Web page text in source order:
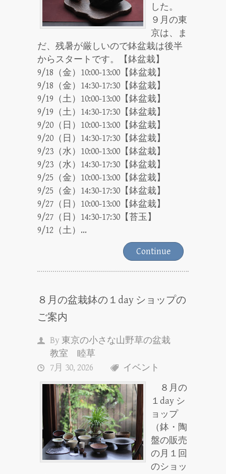
した。
９月の東
京は、ま
だ、残暑が厳しいので鉢盆栽は後半
からスタートです。【鉢盆栽】
9/18（金）10:00-13:00【鉢盆栽】
9/18（金）14:30-17:30【鉢盆栽】
9/19（土）10:00-13:00【鉢盆栽】
9/19（土）14:30-17:30【鉢盆栽】
9/20（日）10:00-13:00【鉢盆栽】
9/20（日）14:30-17:30【鉢盆栽】
9/23（水）10:00-13:00【鉢盆栽】
9/23（水）14:30-17:30【鉢盆栽】
9/25（金）10:00-13:00【鉢盆栽】
9/25（金）14:30-17:30【鉢盆栽】
9/27（日）10:00-13:00【鉢盆栽】
9/27（日）14:30-17:30【苔玉】
9/12（土）...
Continue
８月の盆栽鉢の１day ショップの
ご案内
By 東京の小さな山野草の盆栽
教室 睦草
7月 30, 2026
イベント
８月の
１day シ
ョップ
（鉢・陶
盤の販売
の月１回
のショッ